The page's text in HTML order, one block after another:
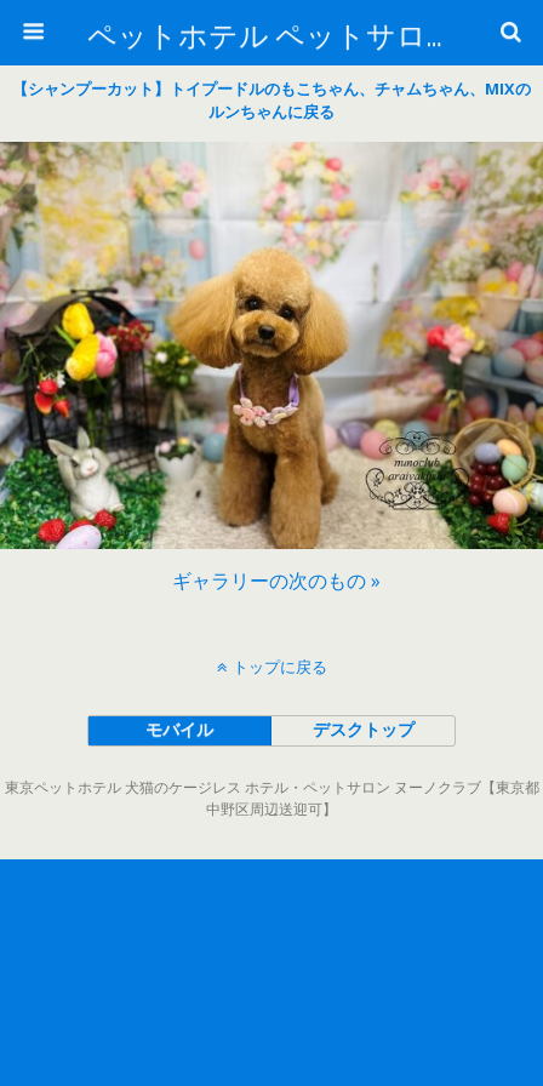
ペットホテル ペットサロン トリミングサロン 東京 ヌーノクラブのブログ
【シャンプーカット】トイプードルのもこちゃん、チャムちゃん、MIXの
ルンちゃんに戻る
ギャラリーの次のもの »
トップに戻る
モバイル デスクトップ
東京ペットホテル 犬猫のケージレス ホテル・ペットサロン ヌーノクラブ【東京都
中野区周辺送迎可】